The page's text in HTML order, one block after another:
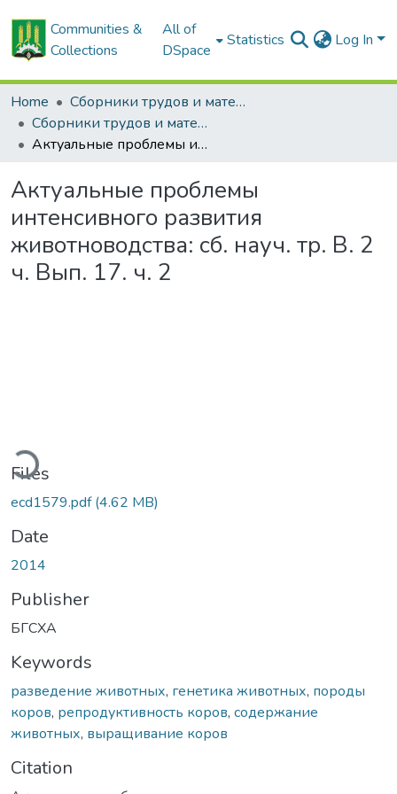
Communities &
Collections
All of
DSpace
Statistics Log In
Home
Сборники трудов и материалов конференций
Сборники трудов и материалы конференций
Актуальные проблемы интенсивного развития животноводства: сб. науч. тр. В. 2 ч. Вып. 17. ч. 2
Актуальные проблемы
интенсивного развития
животноводства: сб. науч. тр. В. 2
ч. Вып. 17. ч. 2
Files
ecd1579.pdf(4.62 MB)
Date
2014
Publisher
БГСХА
Keywords
разведение животных, генетика животных, породы
коров, репродуктивность коров, содержание
животных, выращивание коров
Citation